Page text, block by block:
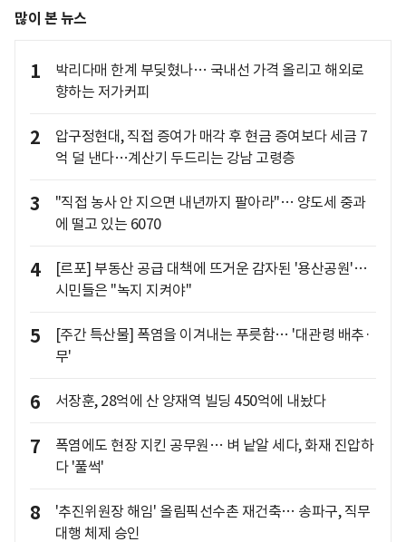
많이 본 뉴스
1
박리다매 한계 부딪혔나… 국내선 가격 올리고 해외로
향하는 저가커피
2
압구정현대, 직접 증여가 매각 후 현금 증여보다 세금 7
억 덜 낸다…계산기 두드리는 강남 고령층
3
"직접 농사 안 지으면 내년까지 팔아라"… 양도세 중과
에 떨고 있는 6070
4
[르포] 부동산 공급 대책에 뜨거운 감자된 '용산공원'…
시민들은 "녹지 지켜야"
5
[주간 특산물] 폭염을 이겨내는 푸릇함… '대관령 배추·
무'
6 서장훈, 28억에 산 양재역 빌딩 450억에 내놨다
7
폭염에도 현장 지킨 공무원… 벼 낱알 세다, 화재 진압하
다 '풀썩'
8
'추진위원장 해임' 올림픽선수촌 재건축… 송파구, 직무
대행 체제 승인